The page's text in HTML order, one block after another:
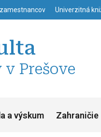
Univerzitná
Prešove
a výskum Zahraničie